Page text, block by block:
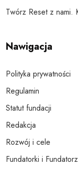
Twórz Reset z nami.
Nawigacja
Polityka prywatności
Regulamin
Statut fundacji
Redakcja
Rozwój i cele
Fundatorki i